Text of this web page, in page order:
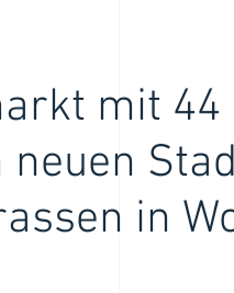
mit 44
neuen
in